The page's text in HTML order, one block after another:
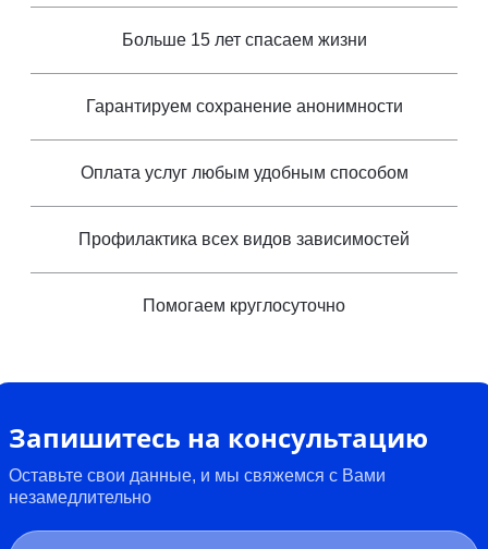
Больше 15 лет спасаем жизни
Гарантируем сохранение анонимности
Оплата услуг любым удобным способом
Профилактика всех видов зависимостей
Помогаем круглосуточно
Запишитесь на консультацию
Оставьте свои данные, и мы свяжемся с Вами
незамедлительно